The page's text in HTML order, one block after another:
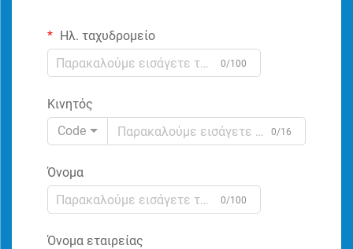
Ηλ. ταχυδρομείο
0/100
Κινητός
Code
0/16
Όνομα
0/100
Όνομα εταιρείας